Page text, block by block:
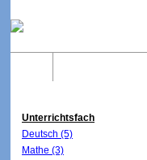
Unterrichtsfach
Deutsch (5)
Mathe (3)